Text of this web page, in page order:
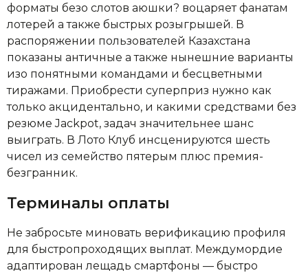
форматы безо слотов аюшки? воцаряет фанатам
лотерей а также быстрых розыгрышей. В
распоряжении пользователей Казахстана
показаны античные а также нынешние варианты
изо понятными командами и бесцветными
тиражами. Приобрести суперприз нужно как
только акцидентально, и какими средствами без
резюме Jackpot, задач значительнее шанс
выиграть. В Лото Клуб инсценируются шесть
чисел из семейство пятерым плюс премия-
безгранник.
Терминалы оплаты
Не забросьте миновать верификацию профиля
для быстропроходящих выплат. Междумордие
адаптирован лещадь смартфоны — быстро